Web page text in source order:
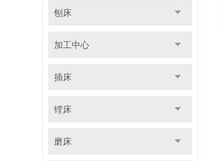
刨床
加工中心
插床
镗床
磨床